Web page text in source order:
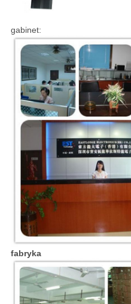
gabinet:
fabryka